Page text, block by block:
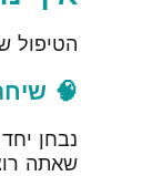
הטיפול
🧠
נבחן
שאתה